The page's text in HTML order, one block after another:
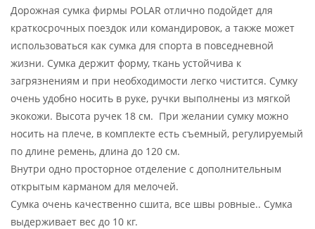
Дорожная сумка фирмы POLAR отлично подойдет для
краткосрочных поездок или командировок, а также может
использоваться как сумка для спорта в повседневной
жизни. Сумка держит форму, ткань устойчива к
загрязнениям и при необходимости легко чистится. Сумку
очень удобно носить в руке, ручки выполнены из мягкой
экокожи. Высота ручек 18 см. При желании сумку можно
носить на плече, в комплекте есть съемный, регулируемый
по длине ремень, длина до 120 см.
Внутри одно просторное отделение с дополнительным
открытым карманом для мелочей.
Сумка очень качественно сшита, все швы ровные.. Сумка
выдерживает вес до 10 кг.